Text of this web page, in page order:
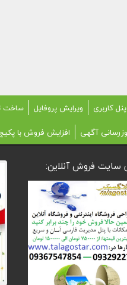
کاربری ویرایش پروفایل ساخت
آگهی افزایش فروش با پکیج
سایت فروش آنلاین: